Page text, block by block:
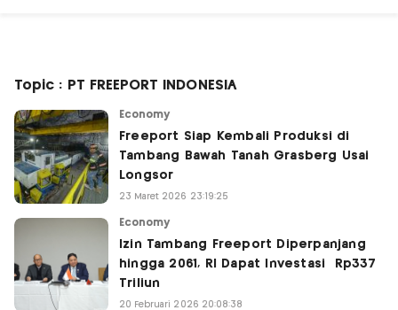
Topic : PT FREEPORT INDONESIA
Economy
Freeport Siap Kembali Produksi di
Tambang Bawah Tanah Grasberg Usai
Longsor
23 Maret 2026 23:19:25
Economy
Izin Tambang Freeport Diperpanjang
hingga 2061, RI Dapat Investasi Rp337
Triliun
20 Februari 2026 20:08:38